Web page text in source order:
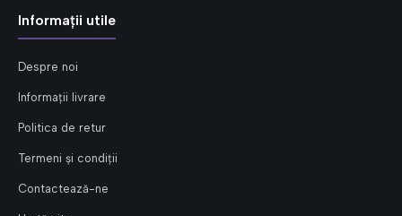
Informații utile
Despre noi
Informații livrare
Politica de retur
Termeni și condiții
Contactează-ne